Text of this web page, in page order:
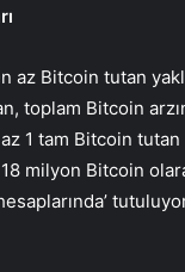
az Bitcoin tutan
toplam Bitcoin
1 tam Bitcoin
milyon Bitcoin